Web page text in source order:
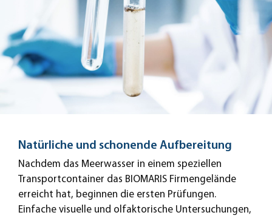
Natürliche und schonende Aufbereitung
Nachdem das Meerwasser in einem speziellen
Transportcontainer das BIOMARIS Firmengelände
erreicht hat, beginnen die ersten Prüfungen.
Einfache visuelle und olfaktorische Untersuchungen,